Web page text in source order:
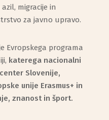
migracije in
za javno upravo.
Evropskega programa
katerega nacionalni
Slovenije,
unije Erasmus+ in
znanost in šport.